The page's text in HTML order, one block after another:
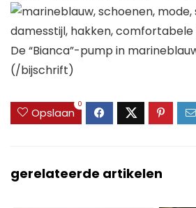
De “Bianca”-pump in
(/bijschrift)
Opslaan
0
gerelateerde artikelen